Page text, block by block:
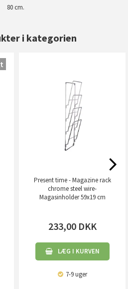
80 cm.
i kategorien
Present time - Magazine rack
chrome steel wire-
Magasinholder 59x19 cm
233,00 DKK
LÆG I KURVEN
7-9 uger